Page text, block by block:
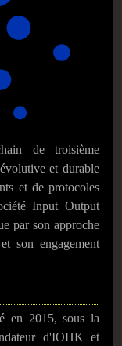
de troisième
et durable
et de protocoles
Input Output
par son approche
son engagement
en 2015, sous la
d'IOHK et